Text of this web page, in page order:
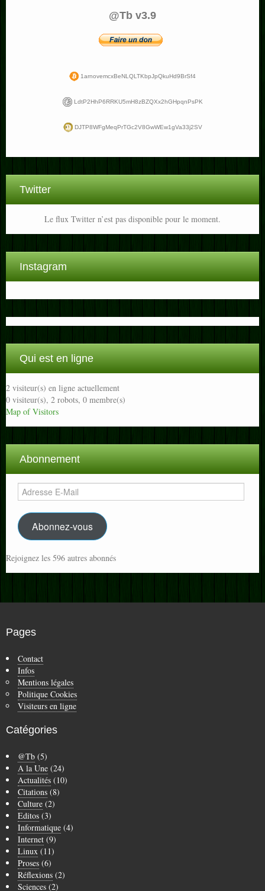
@Tb v3.9
1arnovemcxBeNLQLTKbpJpQkuHd9BrSf4
LdtP2HhP6RRKU5mH8zBZQXx2hGHpqnPsPK
DJTP8WFgMeqPrTGc2V8GwWEw1gVa33j2SV
Twitter
Le flux Twitter n’est pas disponible pour le moment.
Instagram
Qui est en ligne
2 visiteur(s) en ligne actuellement
0 visiteur(s), 2 robots, 0 membre(s)
Map of Visitors
Abonnement
Adresse
E-
Mail
Abonnez-vous
Rejoignez les 596 autres abonnés
Pages
Contact
Infos
Mentions légales
Politique Cookies
Visiteurs en ligne
Catégories
@Tb (5)
A la Une (24)
Actualités (10)
Citations (8)
Culture (2)
Editos (3)
Informatique (4)
Internet (9)
Linux (11)
Proses (6)
Réflexions (2)
Sciences (2)